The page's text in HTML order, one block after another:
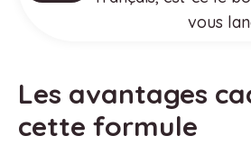
vous
Les avantages
cette formule